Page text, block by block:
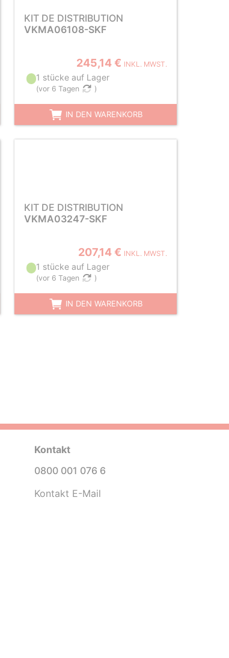
KIT DE DISTRIBUTION
VKMA06108-SKF
245,14 € INKL. MWST.
1 stücke auf Lager
(vor 6 Tagen )
IN DEN WARENKORB
KIT DE DISTRIBUTION
VKMA03247-SKF
207,14 € INKL. MWST.
1 stücke auf Lager
(vor 6 Tagen )
IN DEN WARENKORB
Kontakt
0800 001 076 6
Kontakt E-Mail